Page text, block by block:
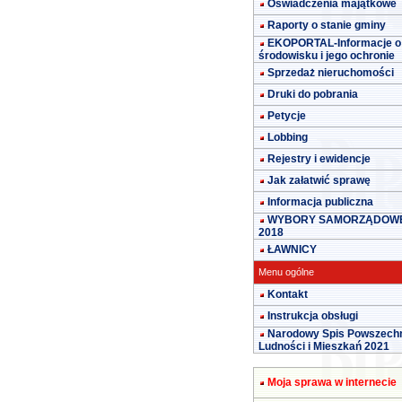
Oświadczenia majątkowe
Raporty o stanie gminy
EKOPORTAL-Informacje o
środowisku i jego ochronie
Sprzedaż nieruchomości
Druki do pobrania
Petycje
Lobbing
Rejestry i ewidencje
Jak załatwić sprawę
Informacja publiczna
WYBORY
2018
ŁAWNICY
Menu ogólne
Kontakt
Instrukcja obsługi
Narodowy Spis
Ludności i Mieszkań 2021
Moja sprawa w internecie